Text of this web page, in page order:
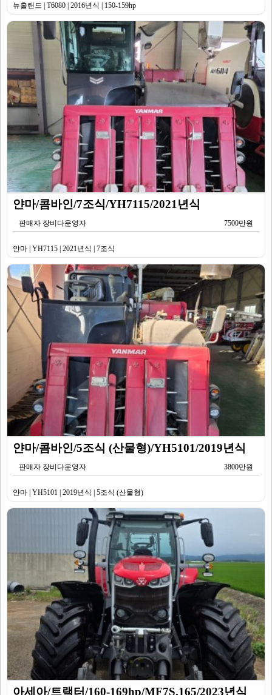
뉴홀랜드 | T6080 | 2016년식 | 150-159hp
얀마/콤바인/7조식/YH7115/2021년식
판매자 장비다운영자 7500만원
얀마 | YH7115 | 2021년식 | 7조식
얀마/콤바인/5조식 (산물형)/YH5101/2019년식
판매자 장비다운영자 3800만원
얀마 | YH5101 | 2019년식 | 5조식 (산물형)
아세아/트랙터/160-169hp/MF7S.165/2023년식